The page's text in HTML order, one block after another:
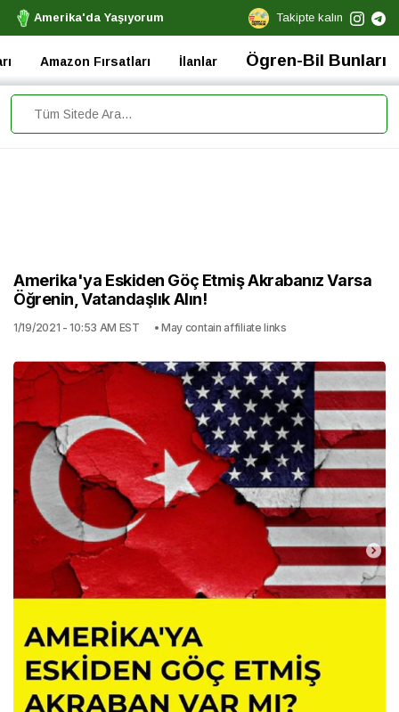
Amerika'da Yaşıyorum Takipte kalın
Amazon Fırsatları İlanlar Ögren-Bil Bunları
Amerika'ya Eskiden Göç Etmiş Akrabanız Varsa
Öğrenin, Vatandaşlık Alın!
1/19/2021 - 10:53 AM EST • May contain affiliate links